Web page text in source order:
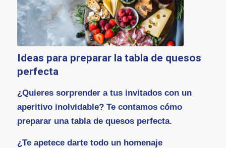
Ideas para preparar la tabla de quesos
perfecta
¿Quieres sorprender a tus invitados con un
aperitivo inolvidable? Te contamos cómo
preparar una tabla de quesos perfecta.
¿Te apetece darte todo un homenaje